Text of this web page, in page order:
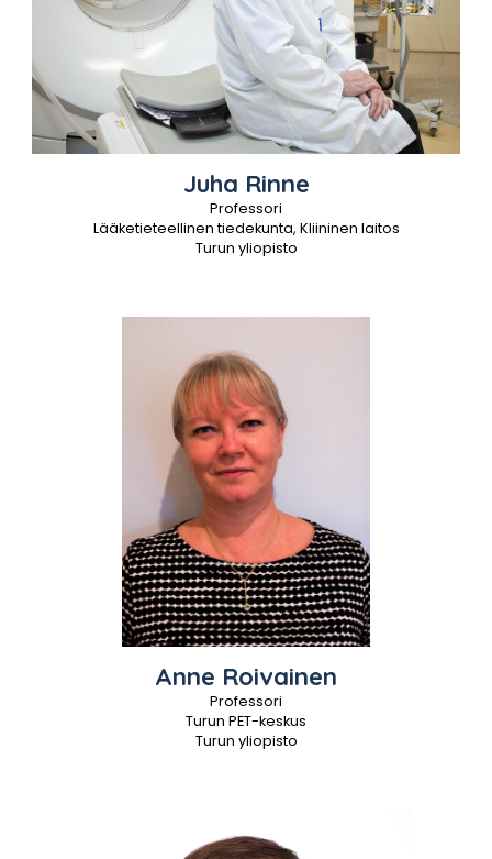
Juha Rinne
Professori
Lääketieteellinen tiedekunta, Kliininen laitos
Turun yliopisto
Anne Roivainen
Professori
Turun PET-keskus
Turun yliopisto